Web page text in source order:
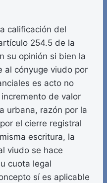
calificación del
254.5 de la
su opinión si bien la
al cónyuge viudo por
es acto no
de valor
urbana, razón por la
el cierre registral
escritura, la
viudo se hace
cuota legal
sí es aplicable